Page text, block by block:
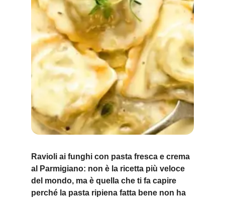
Ravioli ai funghi con pasta fresca e crema
al Parmigiano: non è la ricetta più veloce
del mondo, ma è quella che ti fa capire
perché la pasta ripiena fatta bene non ha